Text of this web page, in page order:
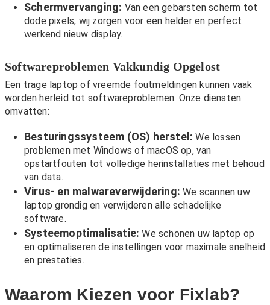
Schermvervanging: Van een gebarsten scherm tot
dode pixels, wij zorgen voor een helder en perfect
werkend nieuw display.
Softwareproblemen Vakkundig Opgelost
Een trage laptop of vreemde foutmeldingen kunnen vaak
worden herleid tot softwareproblemen. Onze diensten
omvatten:
Besturingssysteem (OS) herstel: We lossen
problemen met Windows of macOS op, van
opstartfouten tot volledige herinstallaties met behoud
van data.
Virus- en malwareverwijdering: We scannen uw
laptop grondig en verwijderen alle schadelijke
software.
Systeemoptimalisatie: We schonen uw laptop op
en optimaliseren de instellingen voor maximale snelheid
en prestaties.
Waarom Kiezen voor Fixlab?